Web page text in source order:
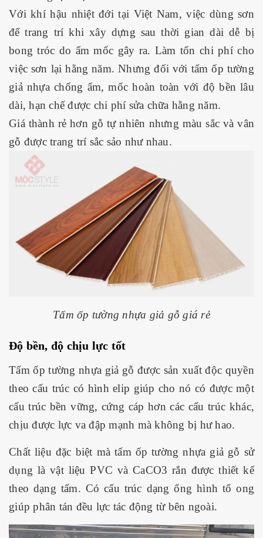
Với khí hậu nhiệt đới tại Việt Nam, việc dùng sơn
để trang trí khi xây dựng sau thời gian dài dễ bị
bong tróc do ẩm mốc gây ra. Làm tốn chi phí cho
việc sơn lại hằng năm. Nhưng đối với tấm ốp tường
giả nhựa chống ẩm, mốc hoàn toàn với độ bền lâu
dài, hạn chế được chi phí sửa chữa hằng năm.
Giá thành rẻ hơn gỗ tự nhiên nhưng màu sắc và vân
gỗ được trang trí sắc sảo như nhau.
Tấm ốp tường nhựa giả gỗ giá rẻ
Độ bền, độ chịu lực tốt
Tấm ốp tường nhựa giả gỗ được sản xuất độc quyền
theo cấu trúc có hình elip giúp cho nó có được một
cấu trúc bền vững, cứng cáp hơn các cấu trúc khác,
chịu được lực va đập mạnh mà không bị hư hao.
Chất liệu đặc biệt mà tấm ốp tường nhựa giả gỗ sử
dụng là vật liệu PVC và CaCO3 rắn được thiết kế
theo dạng tấm. Có cấu trúc dạng ống hình tổ ong
giúp phân tán đều lực tác động từ bên ngoài.